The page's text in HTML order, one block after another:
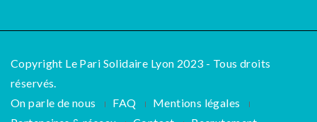
Copyright Le Pari Solidaire Lyon 2023 - Tous droits
réservés.
On parle de nous
FAQ
Mentions légales